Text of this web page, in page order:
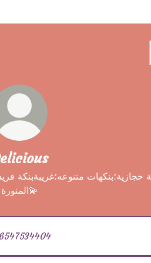
حجازية؛بنكهات متنوعه؛غريبةبنكة
المنورة💫